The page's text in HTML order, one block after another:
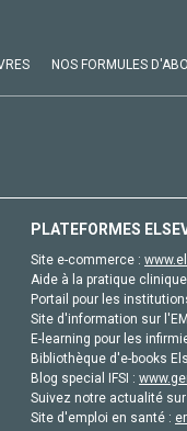
NOS FORMULES
PLATEFORMES
Site e-commerce :
Aide à la pratique
Portail pour les
Site d'information sur
E-learning pour les
Bibliothèque d'e-books
Blog special IFSI :
Suivez notre actualité
Site d'emploi en santé :